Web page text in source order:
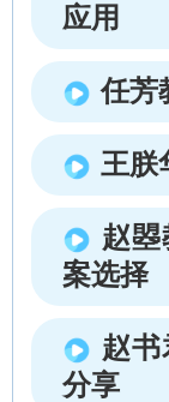
应用
任芳
王朕
赵
案选择
赵
分享